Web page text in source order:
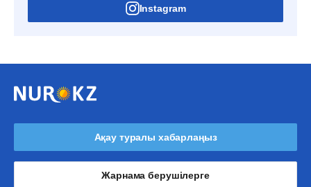
Instagram
Ақау туралы хабарлаңыз
Жарнама берушілерге